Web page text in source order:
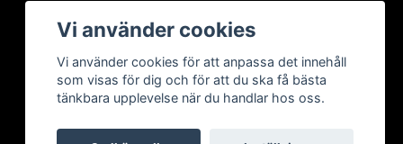
Vi använder cookies
Vi använder cookies för att anpassa det innehåll
som visas för dig och för att du ska få bästa
tänkbara upplevelse när du handlar hos oss.